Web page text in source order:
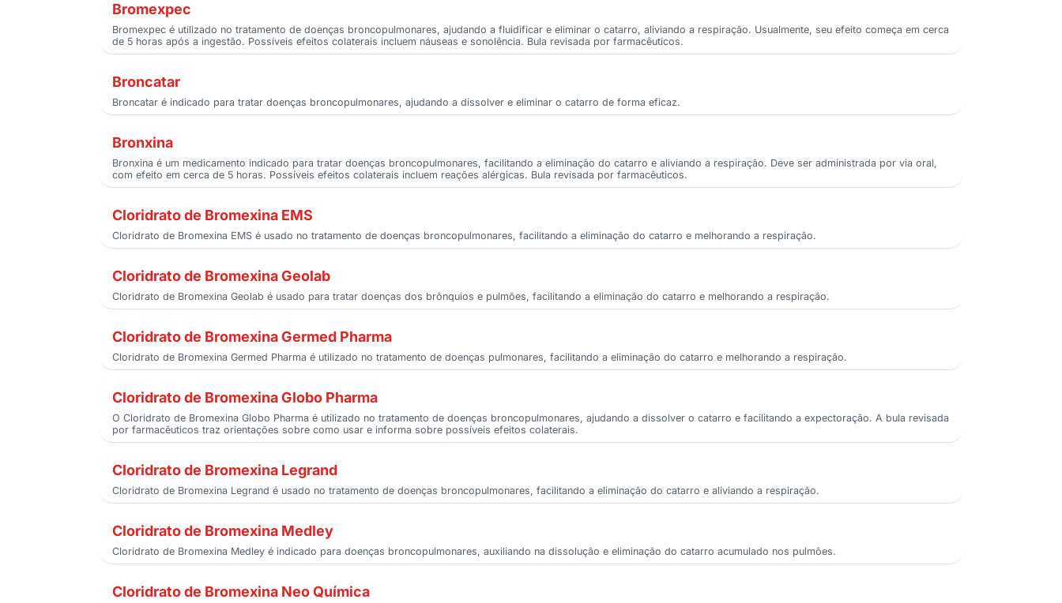
Bromexpec
Bromexpec é utilizado no tratamento de doenças broncopulmonares, ajudando a fluidificar e eliminar o catarro, aliviando a respiração. Usualmente, seu efeito começa em cerca
de 5 horas após a ingestão. Possíveis efeitos colaterais incluem náuseas e sonolência. Bula revisada por farmacêuticos.
Broncatar
Broncatar é indicado para tratar doenças broncopulmonares, ajudando a dissolver e eliminar o catarro de forma eficaz.
Bronxina
Bronxina é um medicamento indicado para tratar doenças broncopulmonares, facilitando a eliminação do catarro e aliviando a respiração. Deve ser administrada por via oral,
com efeito em cerca de 5 horas. Possíveis efeitos colaterais incluem reações alérgicas. Bula revisada por farmacêuticos.
Cloridrato de Bromexina EMS
Cloridrato de Bromexina EMS é usado no tratamento de doenças broncopulmonares, facilitando a eliminação do catarro e melhorando a respiração.
Cloridrato de Bromexina Geolab
Cloridrato de Bromexina Geolab é usado para tratar doenças dos brônquios e pulmões, facilitando a eliminação do catarro e melhorando a respiração.
Cloridrato de Bromexina Germed Pharma
Cloridrato de Bromexina Germed Pharma é utilizado no tratamento de doenças pulmonares, facilitando a eliminação do catarro e melhorando a respiração.
Cloridrato de Bromexina Globo Pharma
O Cloridrato de Bromexina Globo Pharma é utilizado no tratamento de doenças broncopulmonares, ajudando a dissolver o catarro e facilitando a expectoração. A bula revisada
por farmacêuticos traz orientações sobre como usar e informa sobre possíveis efeitos colaterais.
Cloridrato de Bromexina Legrand
Cloridrato de Bromexina Legrand é usado no tratamento de doenças broncopulmonares, facilitando a eliminação do catarro e aliviando a respiração.
Cloridrato de Bromexina Medley
Cloridrato de Bromexina Medley é indicado para doenças broncopulmonares, auxiliando na dissolução e eliminação do catarro acumulado nos pulmões.
Cloridrato de Bromexina Neo Química